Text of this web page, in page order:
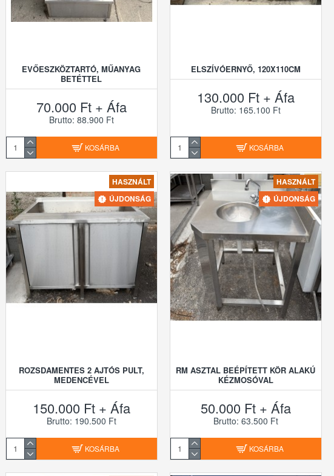
EVŐESZKÖZTARTÓ, MŰANYAG
BETÉTTEL
70.000 Ft + Áfa
Brutto: 88.900 Ft
KOSÁRBA
ELSZÍVÓERNYŐ, 120X110CM
130.000 Ft + Áfa
Brutto: 165.100 Ft
KOSÁRBA
HASZNÁLT
ÚJDONSÁG
ROZSDAMENTES 2 AJTÓS PULT,
MEDENCÉVEL
150.000 Ft + Áfa
Brutto: 190.500 Ft
KOSÁRBA
HASZNÁLT
ÚJDONSÁG
RM ASZTAL BEÉPÍTETT KÖR ALAKÚ
KÉZMOSÓVAL
50.000 Ft + Áfa
Brutto: 63.500 Ft
KOSÁRBA